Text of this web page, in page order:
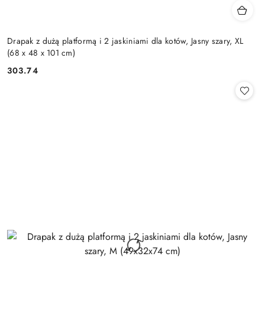
Drapak z dużą platformą i 2 jaskiniami dla kotów, Jasny szary, XL
(68 x 48 x 101 cm)
Cena:
303.74